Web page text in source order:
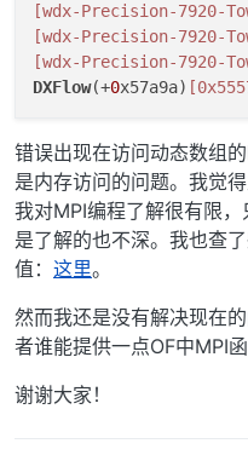
[wdx-Precision-7920-
[wdx-Precision-7920-
[wdx-Precision-7920-
DXFlow(+0x57a9a)
错误出现在访问动态数组
是内存访问的问题。我觉
我对MPI编程了解很有限
是了解的也不深。我也查
值： 这里。
然而我还是没有解决现在
者谁能提供一点OF中MPI函
谢谢大家！